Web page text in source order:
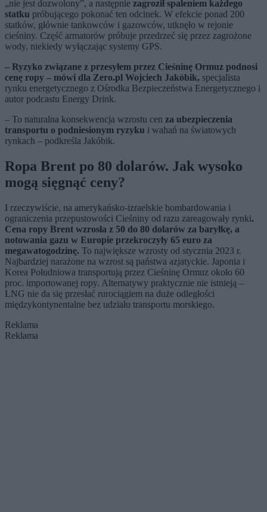
„nie jest dozwolony”, a następnie zagroził spaleniem każdego
statku próbującego pokonać ten odcinek. W efekcie ponad 200
statków, głównie tankowców i gazowców, utknęło w rejonie
cieśniny. Część armatorów próbuje przedrzeć się przez zagrożone
wody, niekiedy wyłączając systemy GPS.
– Ryzyko związane z przesyłem przez Cieśninę Ormuz podnosi
cenę ropy – mówi dla Zero.pl Wojciech Jakóbik, specjalista
rynku energetycznego z Ośrodka Bezpieczeństwa Energetycznego i
autor podcastu Energy Drink.
– To naturalna konsekwencja wzrostu cen za ubezpieczenia
transportu o podniesionym ryzyku i wahań na światowych
rynkach – podkreśla Jakóbik.
Ropa Brent po 80 dolarów. Jak wysoko
mogą sięgnąć ceny?
I rzeczywiście, na amerykańsko-izraelskie bombardowania i
ograniczenia przepustowości Cieśniny od razu zareagowały rynki.
Cena ropy Brent wzrosła z 50 do 80 dolarów za baryłkę, a
notowania gazu w Europie przekroczyły 65 euro za
megawatogodzinę. To największe wzrosty od stycznia 2023 r.
Najbardziej narażone na wzrost są państwa azjatyckie. Japonia i
Korea Południowa transportują przez Cieśninę Ormuz około 60
proc. importowanej ropy. Alternatywy praktycznie nie istnieją –
LNG nie da się przesłać rurociągiem na duże odległości
międzykontynentalne bez udziału transportu morskiego.
Reklama
Reklama